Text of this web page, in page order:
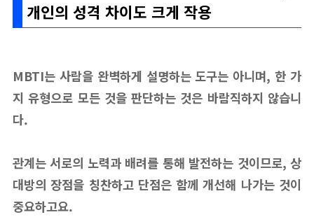
개인의 성격 차이도 크게 작용
MBTI는 사람을 완벽하게 설명하는 도구는 아니며, 한 가
지 유형으로 모든 것을 판단하는 것은 바람직하지 않습니
다.
관계는 서로의 노력과 배려를 통해 발전하는 것이므로, 상
대방의 장점을 칭찬하고 단점은 함께 개선해 나가는 것이
중요하고요.